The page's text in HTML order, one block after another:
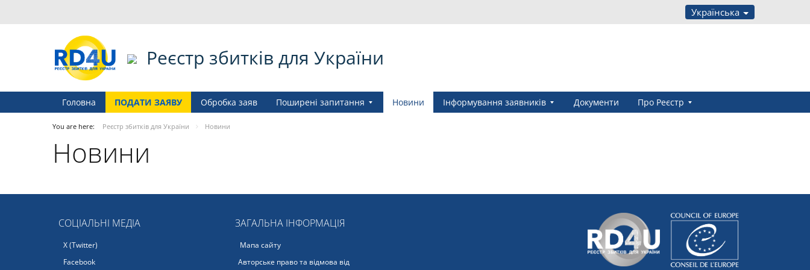
Українська
Реєстр збитків для України
Головна ПОДАТИ ЗАЯВУ Обробка заяв Поширені запитання Новини Інформування заявників Документи Про Реєстр
You are here: Реєстр збитків для України Новини
Новини
СОЦІАЛЬНІ МЕДІА
X (Twitter)
Facebook
ЗАГАЛЬНА ІНФОРМАЦІЯ
Мапа сайту
Авторське право та відмова від